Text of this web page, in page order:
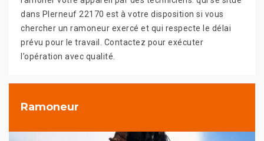
dans Plerneuf 22170 est à votre disposition si vous
chercher un ramoneur exercé et qui respecte le délai
prévu pour le travail. Contactez pour exécuter
l’opération avec qualité.
Ramoneur